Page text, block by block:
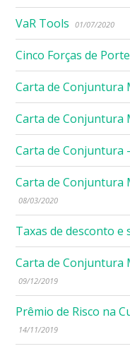
VaR Tools 01/07/2020
Cinco Forças de
Carta de Conjuntura
Carta de Conjuntura
Carta de Conjuntura
Carta de Conjuntura
08/03/2020
Taxas de desconto e
Carta de Conjuntura
09/12/2019
Prêmio de Risco na
14/11/2019